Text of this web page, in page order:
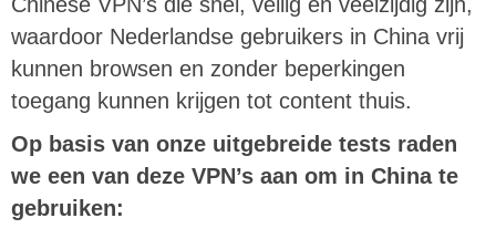
waardoor Nederlandse gebruikers in China vrij
kunnen browsen en zonder beperkingen
toegang kunnen krijgen tot content thuis.
Op basis van onze uitgebreide tests raden
we een van deze VPN’s aan om in China te
gebruiken: